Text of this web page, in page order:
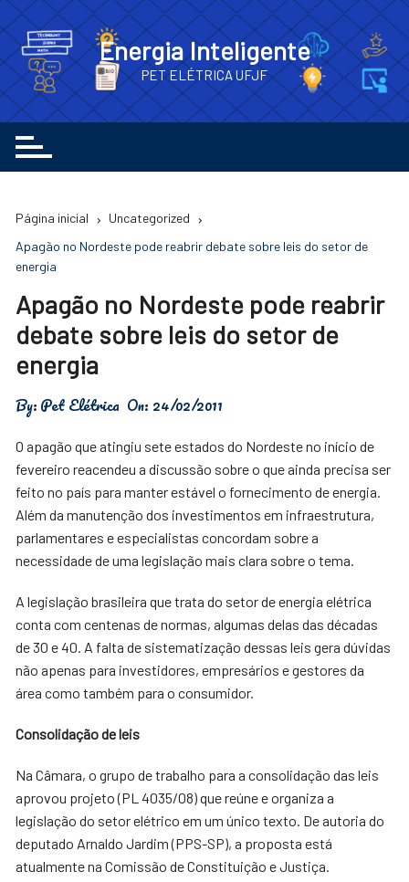
para
o
conteúdo
Energia Inteligente
PET ELÉTRICA UFJF
Página inicial
Uncategorized
Apagão no Nordeste pode reabrir debate sobre leis do setor de
energia
Apagão no Nordeste pode reabrir
debate sobre leis do setor de
energia
By:Pet Elétrica On: 24/02/2011
O apagão que atingiu sete estados do Nordeste no início de
fevereiro reacendeu a discussão sobre o que ainda precisa ser
feito no país para manter estável o fornecimento de energia.
Além da manutenção dos investimentos em infraestrutura,
parlamentares e especialistas concordam sobre a
necessidade de uma legislação mais clara sobre o tema.
A legislação brasileira que trata do setor de energia elétrica
conta com centenas de normas, algumas delas das décadas
de 30 e 40. A falta de sistematização dessas leis gera dúvidas
não apenas para investidores, empresários e gestores da
área como também para o consumidor.
Consolidação de leis
Na Câmara, o grupo de trabalho para a consolidação das leis
aprovou projeto (PL 4035/08) que reúne e organiza a
legislação do setor elétrico em um único texto. De autoria do
deputado Arnaldo Jardim (PPS-SP), a proposta está
atualmente na Comissão de Constituição e Justiça.